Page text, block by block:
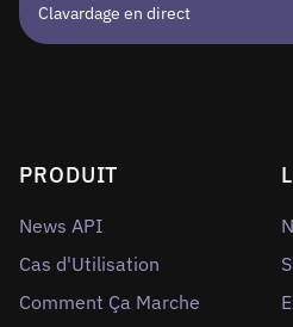
Clavardage en direct
PRODUIT
News API
Cas d'Utilisation
Comment Ça Marche